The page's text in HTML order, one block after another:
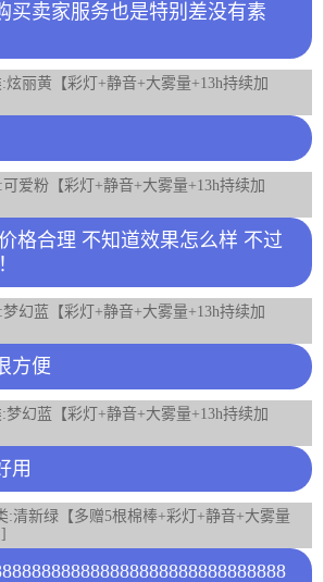
买卖家服务也是特别差没有素
丽黄【彩灯+静音+大雾量+13h持续加
爱粉【彩灯+静音+大雾量+13h持续加
格合理 不知道效果怎么样 不过
幻蓝【彩灯+静音+大雾量+13h持续加
方便
幻蓝【彩灯+静音+大雾量+13h持续加
用
:清新绿【多赠5根棉棒+彩灯+静音+大雾量